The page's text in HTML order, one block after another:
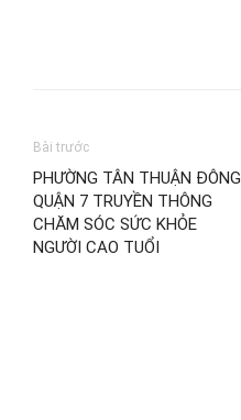
Bài trước
PHƯỜNG TÂN THUẬN ĐÔNG
QUẬN 7 TRUYỀN THÔNG
CHĂM SÓC SỨC KHỎE
NGƯỜI CAO TUỔI